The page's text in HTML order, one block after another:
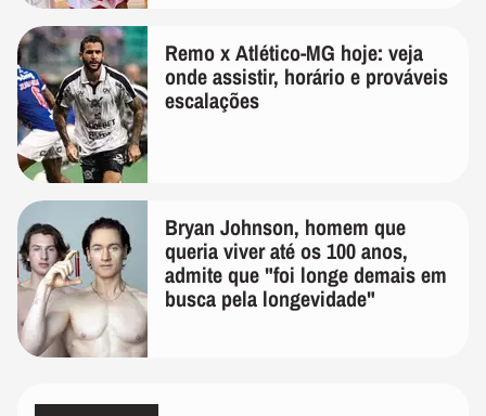
Remo x Atlético-MG hoje: veja
onde assistir, horário e prováveis
escalações
Bryan Johnson, homem que
queria viver até os 100 anos,
admite que "foi longe demais em
busca pela longevidade"